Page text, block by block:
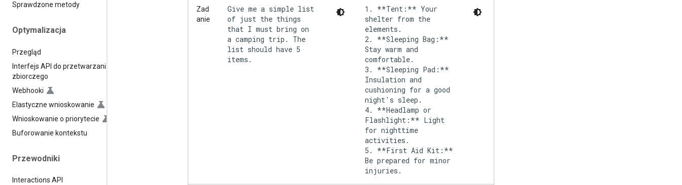
Sprawdzone metody
Optymalizacja
Przegląd
Interfejs API do przetwarzania
zbiorczego
Webhooki
Elastyczne wnioskowanie
Wnioskowanie o priorytecie
Buforowanie kontekstu
Przewodniki
Interactions API
Zad
anie
Give me a simple list
of just the things
that I must bring on
a camping trip. The
list should have 5
items.
1. **Tent:** Your
shelter from the
elements.
2. **Sleeping Bag:**
Stay warm and
comfortable.
3. **Sleeping Pad:**
Insulation and
cushioning for a good
night's sleep.
4. **Headlamp or
Flashlight:** Light
for nighttime
activities.
5. **First Aid Kit:**
Be prepared for minor
injuries.